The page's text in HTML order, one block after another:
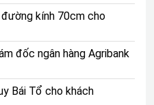
kính 70cm cho
đốc ngân hàng Agribank
Bái Tổ cho khách